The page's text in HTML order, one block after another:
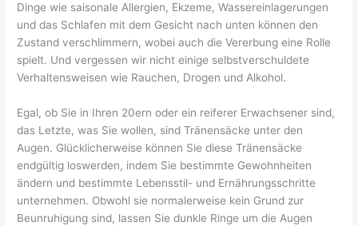
Dinge wie saisonale Allergien, Ekzeme, Wassereinlagerungen
und das Schlafen mit dem Gesicht nach unten können den
Zustand verschlimmern, wobei auch die Vererbung eine Rolle
spielt. Und vergessen wir nicht einige selbstverschuldete
Verhaltensweisen wie Rauchen, Drogen und Alkohol.
Egal, ob Sie in Ihren 20ern oder ein reiferer Erwachsener sind,
das Letzte, was Sie wollen, sind Tränensäcke unter den
Augen. Glücklicherweise können Sie diese Tränensäcke
endgültig loswerden, indem Sie bestimmte Gewohnheiten
ändern und bestimmte Lebensstil- und Ernährungsschritte
unternehmen. Obwohl sie normalerweise kein Grund zur
Beunruhigung sind, lassen Sie dunkle Ringe um die Augen